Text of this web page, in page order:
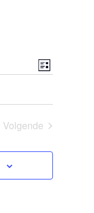
Lijst
Volgende